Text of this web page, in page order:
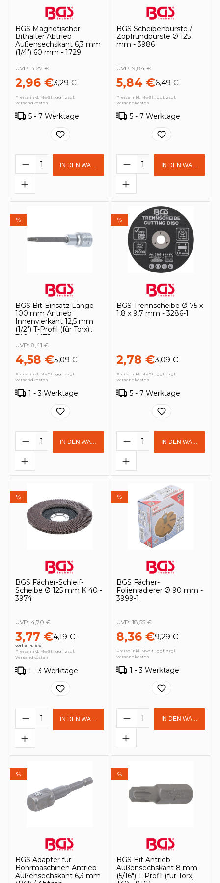
BGS Magnetischer
Bithalter Abtrieb
Außensechskant 6,3 mm
(1/4") 60 mm - 1729
2,96 €3,29 €
UVP: 3,27 €
Preise inkl. MwSt., ggf. zzgl.
Versandkosten
5 - 7 Werktage
Produkt Anzahl: Gib den
IN DEN WARENKORB
BGS Scheibenbürste /
Zopfrundbürste Ø 125
mm - 3986
5,84 €6,49 €
UVP: 9,84 €
Preise inkl. MwSt., ggf. zzgl.
Versandkosten
5 - 7 Werktage
Produkt Anzahl:
IN DEN
%
BGS Bit-Einsatz Länge
100 mm Antrieb
Innenvierkant 12,5 mm
(1/2") T-Profil (für Torx)
T40 - 4472
4,58 €5,09 €
UVP: 8,41 €
Preise inkl. MwSt., ggf. zzgl.
Versandkosten
1 - 3 Werktage
Produkt Anzahl: Gib den
IN DEN WARENKORB
%
BGS Trennscheibe Ø 75 x
1,8 x 9,7 mm - 3286-1
2,78 €3,09 €
Preise inkl. MwSt., ggf. zzgl.
Versandkosten
5 - 7 Werktage
Produkt Anzahl:
IN DEN
%
BGS Fächer-Schleif-
Scheibe Ø 125 mm K 40 -
3974
3,77 €4,19 €
vorher 4,19 €
UVP: 4,70 €
Preise inkl. MwSt., ggf. zzgl.
Versandkosten
1 - 3 Werktage
Produkt Anzahl: Gib den
IN DEN WARENKORB
%
BGS Fächer-
Folienradierer Ø 90 mm -
3999-1
8,36 €9,29 €
UVP: 18,55 €
Preise inkl. MwSt., ggf. zzgl.
Versandkosten
1 - 3 Werktage
Produkt Anzahl:
IN DEN
%
BGS Adapter für
Bohrmaschinen Antrieb
Außensechskant 6,3 mm
%
BGS Bit Antrieb
Außensechskant 8 mm
(5/16") T-Profil (für Torx)